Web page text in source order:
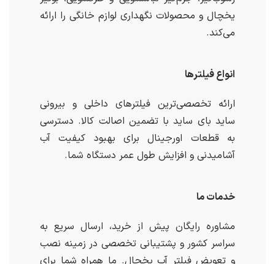
یخچال و محصولات نگهداری لوازم خانگی را ارائه
می‌کند.
انواع فیلترها
ارائه تخصصی‌ترین فیلترهای داخلی و بیرونی
ساید بای ساید با تضمین اصالت کالا. دسترسی
به قطعات اورجینال برای بهبود کیفیت آب
آشامیدنی و افزایش طول عمر دستگاه شما.
خدمات ما
مشاوره رایگان پیش از خرید، ارسال سریع به
سراسر کشور و پشتیبانی تخصصی در زمینه نصب
و تعویض فیلتر آب یخچال. ما همراه شما برای